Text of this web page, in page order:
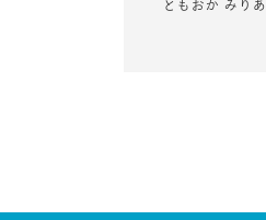
ともおか みりあ